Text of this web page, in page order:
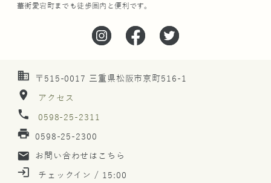
華街愛宕町までも徒歩圏内と便利です。
business 〒515-0017 三重県松阪市京町516-1
location_on アクセス
phone 0598-25-2311
print 0598-25-2300
mail お問い合わせはこちら
login チェックイン / 15:00